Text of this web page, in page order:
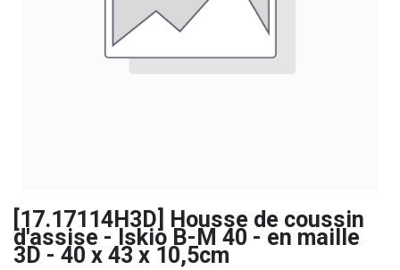
[17.17114H3D] Housse de coussin
d'assise - Iskio B-M 40 - en maille
3D - 40 x 43 x 10,5cm